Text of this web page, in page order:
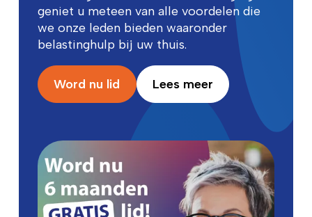
geniet u meteen van alle voordelen die
we onze leden bieden waaronder
belastinghulp bij uw thuis.
Word nu lid Lees meer